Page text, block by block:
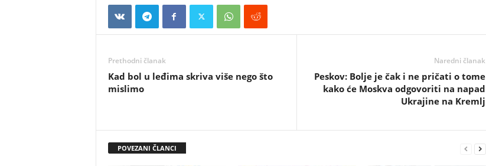
Prethodni članak
Kad bol u leđima skriva više nego što
mislimo
Naredni članak
Peskov: Bolje je čak i ne pričati o tome
kako će Moskva odgovoriti na napad
Ukrajine na Kremlj
POVEZANI ČLANCI